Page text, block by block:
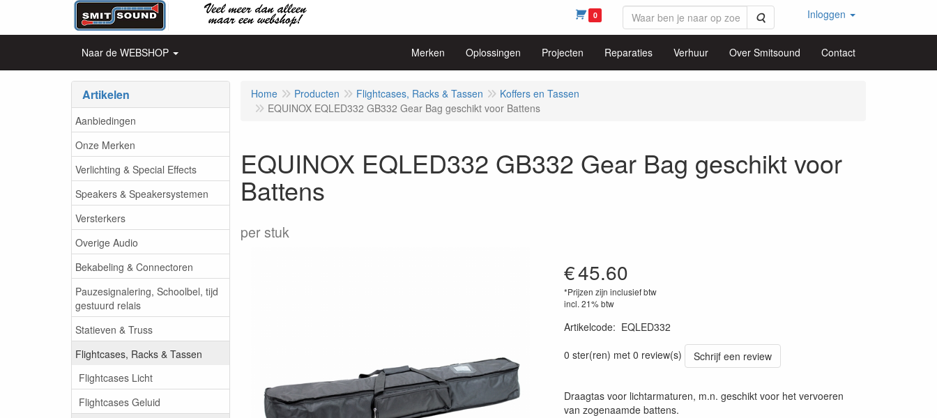
0 Zoeken Inloggen
Naar de WEBSHOP Merken Oplossingen Projecten Reparaties Verhuur Over Smitsound Contact
Artikelen
Aanbiedingen
Onze Merken
Verlichting & Special Effects
Speakers & Speakersystemen
Versterkers
Overige Audio
Bekabeling & Connectoren
Pauzesignalering, Schoolbel, tijd
gestuurd relais
Statieven & Truss
Flightcases, Racks & Tassen
Flightcases Licht
Flightcases Geluid
Home Producten Flightcases, Racks & Tassen
Koffers en Tassen
EQUINOX EQLED332 GB332 Gear Bag geschikt voor Battens
EQUINOX EQLED332 GB332 Gear Bag geschikt voor
Battens
per stuk
€45.60
*Prijzen zijn inclusief btw
incl. 21% btw
Artikelcode: EQLED332
0 ster(ren) met 0 review(s)
Schrijf een review
Draagtas voor lichtarmaturen, m.n. geschikt voor het vervoeren
van zogenaamde battens.